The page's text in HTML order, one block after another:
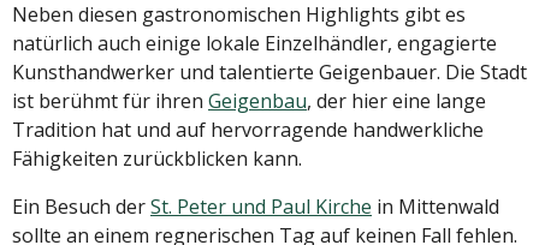
Neben diesen gastronomischen Highlights gibt es
natürlich auch einige lokale Einzelhändler, engagierte
Kunsthandwerker und talentierte Geigenbauer. Die Stadt
ist berühmt für ihren Geigenbau, der hier eine lange
Tradition hat und auf hervorragende handwerkliche
Fähigkeiten zurückblicken kann.
Ein Besuch derSt. Peter und Paul Kirche in Mittenwald
sollte an einem regnerischen Tag auf keinen Fall fehlen.